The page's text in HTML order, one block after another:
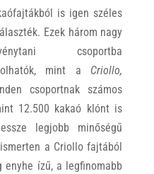
is igen széles
Ezek három nagy
csoportba
mint a Criollo,
csoportnak számos
12.500 kakaó klónt is
legjobb minőségű
a Criollo fajtából
enyhe ízű, a legfinomabb